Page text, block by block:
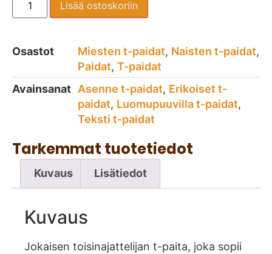
Lisää ostoskoriin
Osastot Miesten t-paidat, Naisten t-paidat,
Paidat, T-paidat
Avainsanat Asenne t-paidat, Erikoiset t-
paidat, Luomupuuvilla t-paidat,
Teksti t-paidat
Tarkemmat tuotetiedot
Kuvaus Lisätiedot
Kuvaus
Jokaisen toisinajattelijan t-paita, joka sopii